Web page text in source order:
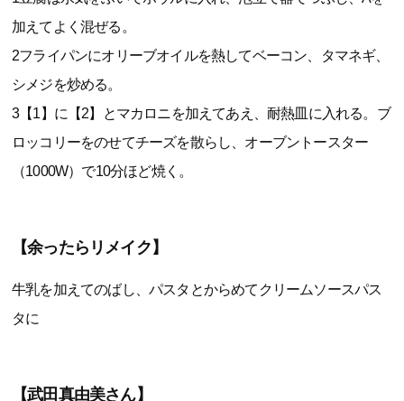
加えてよく混ぜる。
2フライパンにオリーブオイルを熱してベーコン、タマネギ、
シメジを炒める。
3【1】に【2】とマカロニを加えてあえ、耐熱皿に入れる。ブ
ロッコリーをのせてチーズを散らし、オーブントースター
（1000W）で10分ほど焼く。
【余ったらリメイク】
牛乳を加えてのばし、パスタとからめてクリームソースパス
タに
【武田真由美さん】